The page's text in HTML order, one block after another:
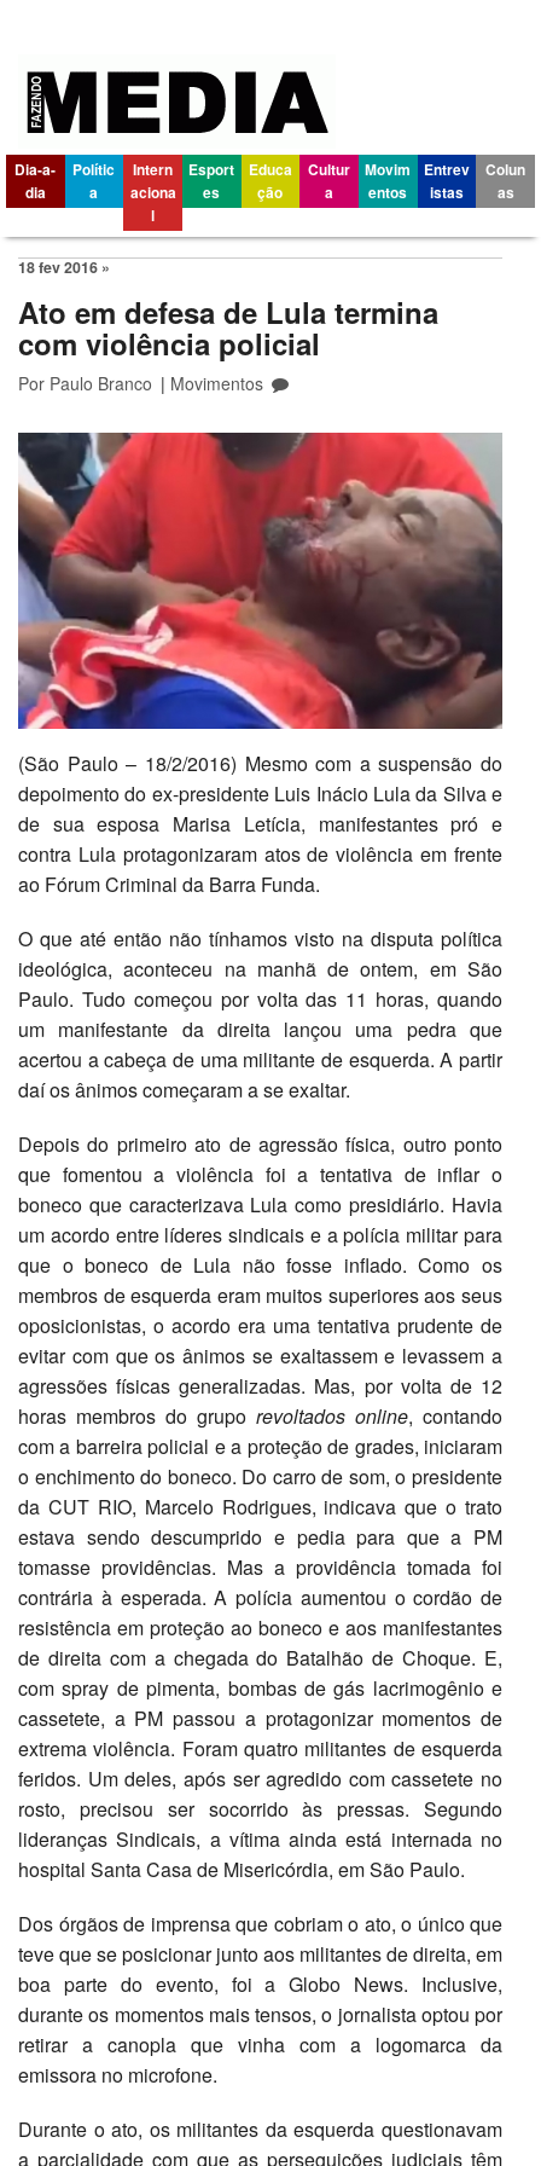
Dia-a-
dia
Polític
a
Intern
aciona
l
Esport
es
Educa
ção
Cultur
a
Movim
entos
Entrev
istas
Colun
as
18 fev 2016 »
Ato em defesa de Lula termina
com violência policial
Por Paulo Branco | Movimentos
(São Paulo – 18/2/2016) Mesmo com a suspensão do
depoimento do ex-presidente Luis Inácio Lula da Silva e
de sua esposa Marisa Letícia, manifestantes pró e
contra Lula protagonizaram atos de violência em frente
ao Fórum Criminal da Barra Funda.
O que até então não tínhamos visto na disputa política
ideológica, aconteceu na manhã de ontem, em São
Paulo. Tudo começou por volta das 11 horas, quando
um manifestante da direita lançou uma pedra que
acertou a cabeça de uma militante de esquerda. A partir
daí os ânimos começaram a se exaltar.
Depois do primeiro ato de agressão física, outro ponto
que fomentou a violência foi a tentativa de inflar o
boneco que caracterizava Lula como presidiário. Havia
um acordo entre líderes sindicais e a polícia militar para
que o boneco de Lula não fosse inflado. Como os
membros de esquerda eram muitos superiores aos seus
oposicionistas, o acordo era uma tentativa prudente de
evitar com que os ânimos se exaltassem e levassem a
agressões físicas generalizadas. Mas, por volta de 12
horas membros do grupo revoltados online, contando
com a barreira policial e a proteção de grades, iniciaram
o enchimento do boneco. Do carro de som, o presidente
da CUT RIO, Marcelo Rodrigues, indicava que o trato
estava sendo descumprido e pedia para que a PM
tomasse providências. Mas a providência tomada foi
contrária à esperada. A polícia aumentou o cordão de
resistência em proteção ao boneco e aos manifestantes
de direita com a chegada do Batalhão de Choque. E,
com spray de pimenta, bombas de gás lacrimogênio e
cassetete, a PM passou a protagonizar momentos de
extrema violência. Foram quatro militantes de esquerda
feridos. Um deles, após ser agredido com cassetete no
rosto, precisou ser socorrido às pressas. Segundo
lideranças Sindicais, a vítima ainda está internada no
hospital Santa Casa de Misericórdia, em São Paulo.
Dos órgãos de imprensa que cobriam o ato, o único que
teve que se posicionar junto aos militantes de direita, em
boa parte do evento, foi a Globo News. Inclusive,
durante os momentos mais tensos, o jornalista optou por
retirar a canopla que vinha com a logomarca da
emissora no microfone.
Durante o ato, os militantes da esquerda questionavam
a parcialidade com que as perseguições judiciais têm